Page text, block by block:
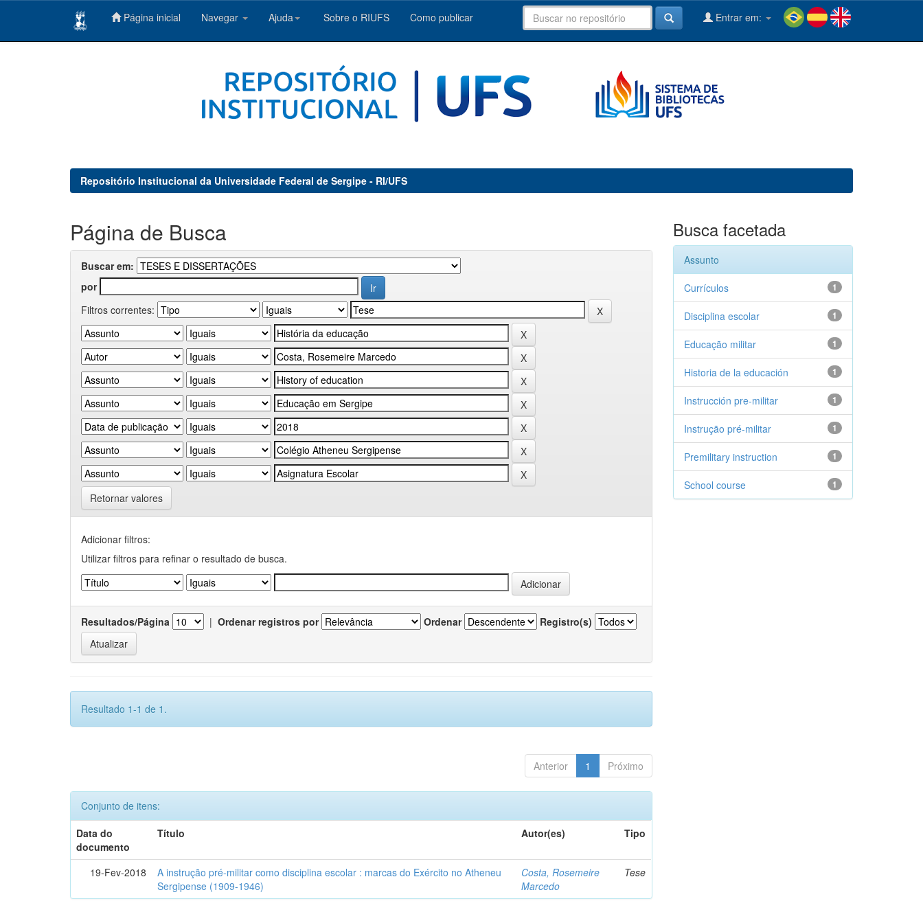
Página inicial Navegar Ajuda Sobre o RIUFS Como publicar Entrar em:
Repositório Institucional da Universidade Federal de Sergipe - RI/UFS
Página de Busca
Buscar em:
por
Filtros correntes:
Retornar valores
Adicionar filtros:
Utilizar filtros para refinar o resultado de busca.
Resultados/Página | Ordenar registros por Ordenar Registro(s)
Resultado 1-1 de 1.
Anterior 1 Próximo
Conjunto de itens:
Data do
documento
Título Autor(es) Tipo
19-Fev-2018
A instrução pré-militar como disciplina escolar : marcas do Exército no Atheneu
Sergipense (1909-1946)
Costa, Rosemeire
Marcedo
Tese
Busca facetada
Assunto
1
Currículos
1
Disciplina escolar
1
Educação militar
1
Historia de la educación
1
Instrucción pre-militar
1
Instrução pré-militar
1
Premilitary instruction
1
School course